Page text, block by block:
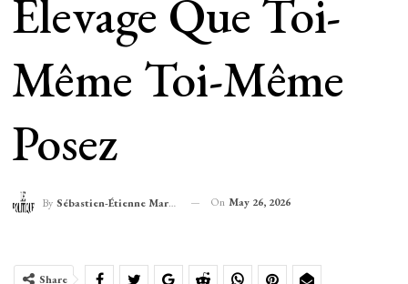
Élevage Que Toi-
Même Toi-Même
Posez
By Sébastien-Étienne Marechal On May 26, 2026
Share